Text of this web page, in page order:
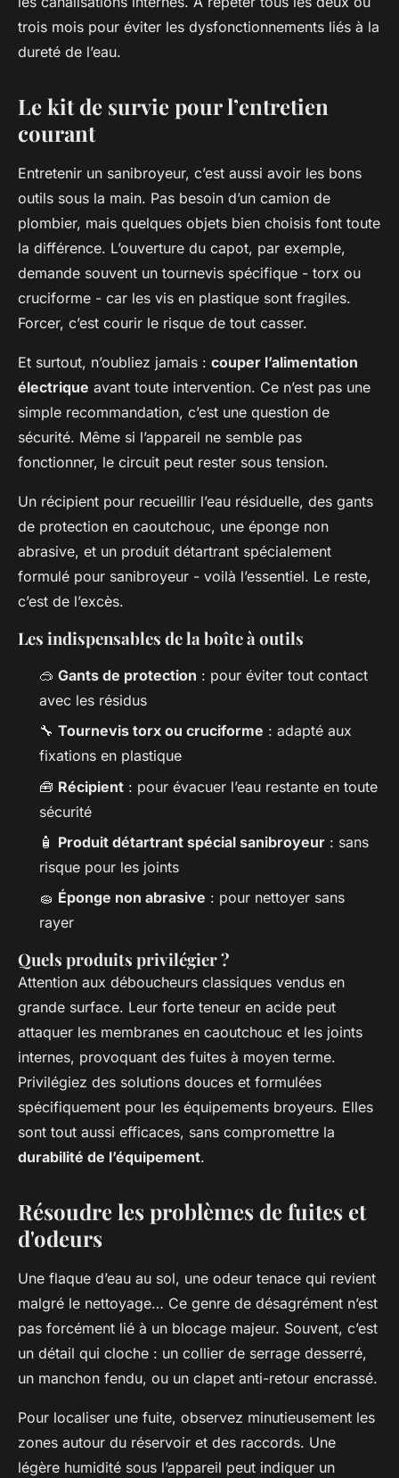
trois mois pour éviter les dysfonctionnements liés à la
dureté de l’eau.
Le kit de survie pour l’entretien
courant
Entretenir un sanibroyeur, c’est aussi avoir les bons
outils sous la main. Pas besoin d’un camion de
plombier, mais quelques objets bien choisis font toute
la différence. L’ouverture du capot, par exemple,
demande souvent un tournevis spécifique - torx ou
cruciforme - car les vis en plastique sont fragiles.
Forcer, c’est courir le risque de tout casser.
Et surtout, n’oubliez jamais : couper l’alimentation
électrique avant toute intervention. Ce n’est pas une
simple recommandation, c’est une question de
sécurité. Même si l’appareil ne semble pas
fonctionner, le circuit peut rester sous tension.
Un récipient pour recueillir l’eau résiduelle, des gants
de protection en caoutchouc, une éponge non
abrasive, et un produit détartrant spécialement
formulé pour sanibroyeur - voilà l’essentiel. Le reste,
c’est de l’excès.
Les indispensables de la boîte à outils
🥽 Gants de protection : pour éviter tout contact
avec les résidus
🔧 Tournevis torx ou cruciforme : adapté aux
fixations en plastique
🧰 Récipient : pour évacuer l’eau restante en toute
sécurité
🧴 Produit détartrant spécial sanibroyeur : sans
risque pour les joints
🧽 Éponge non abrasive : pour nettoyer sans
rayer
Quels produits privilégier ?
Attention aux déboucheurs classiques vendus en
grande surface. Leur forte teneur en acide peut
attaquer les membranes en caoutchouc et les joints
internes, provoquant des fuites à moyen terme.
Privilégiez des solutions douces et formulées
spécifiquement pour les équipements broyeurs. Elles
sont tout aussi efficaces, sans compromettre la
durabilité de l’équipement.
Résoudre les problèmes de fuites et
d'odeurs
Une flaque d’eau au sol, une odeur tenace qui revient
malgré le nettoyage… Ce genre de désagrément n’est
pas forcément lié à un blocage majeur. Souvent, c’est
un détail qui cloche : un collier de serrage desserré,
un manchon fendu, ou un clapet anti-retour encrassé.
Pour localiser une fuite, observez minutieusement les
zones autour du réservoir et des raccords. Une
légère humidité sous l’appareil peut indiquer un